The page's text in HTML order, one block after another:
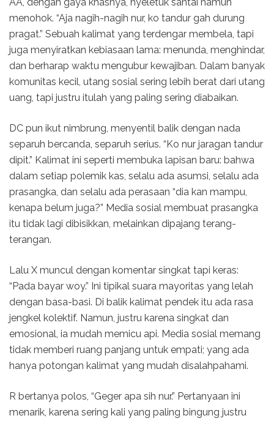
menohok. “Aja nagih-nagih nur, ko tandur gah durung
pragat.” Sebuah kalimat yang terdengar membela, tapi
juga menyiratkan kebiasaan lama: menunda, menghindar,
dan berharap waktu mengubur kewajiban. Dalam banyak
komunitas kecil, utang sosial sering lebih berat dari utang
uang, tapi justru itulah yang paling sering diabaikan.
DC pun ikut nimbrung, menyentil balik dengan nada
separuh bercanda, separuh serius. “Ko nur jaragan tandur
dipit.” Kalimat ini seperti membuka lapisan baru: bahwa
dalam setiap polemik kas, selalu ada asumsi, selalu ada
prasangka, dan selalu ada perasaan “dia kan mampu,
kenapa belum juga?” Media sosial membuat prasangka
itu tidak lagi dibisikkan, melainkan dipajang terang-
terangan.
Lalu X muncul dengan komentar singkat tapi keras:
“Pada bayar woy.” Ini tipikal suara mayoritas yang lelah
dengan basa-basi. Di balik kalimat pendek itu ada rasa
jengkel kolektif. Namun, justru karena singkat dan
emosional, ia mudah memicu api. Media sosial memang
tidak memberi ruang panjang untuk empati; yang ada
hanya potongan kalimat yang mudah disalahpahami.
R bertanya polos, “Geger apa sih nur.” Pertanyaan ini
menarik, karena sering kali yang paling bingung justru